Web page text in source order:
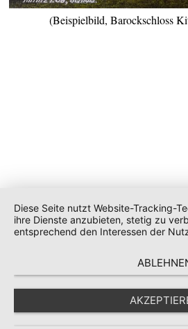
(Beispielbild, Barockschloss
Diese Seite nutzt Website-Tracking-
ihre Dienste anzubieten, stetig zu
entsprechend den Interessen der